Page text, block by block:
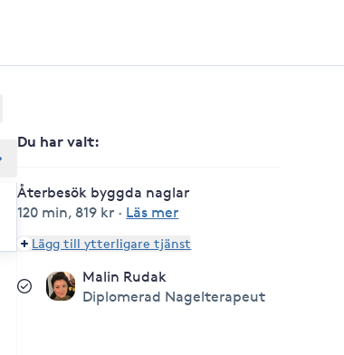
Du har valt:
Återbesök byggda naglar
120 min,819 kr · Läs mer
Lägg till ytterligare tjänst
Malin Rudak
Diplomerad Nagelterapeut